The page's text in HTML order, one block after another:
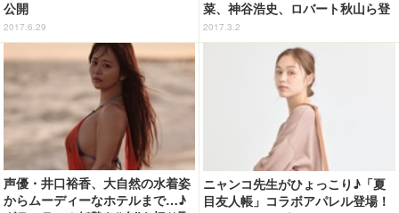
公開
2017.6.29
菜、神谷浩史、ロバート秋山ら登
壇
2017.3.2
声優・井口裕香、大自然の水着姿
からムーディーなホテルまで…♪
ニャンコ先生がひょっこり♪「夏
目友人帳」コラボアパレル登場！